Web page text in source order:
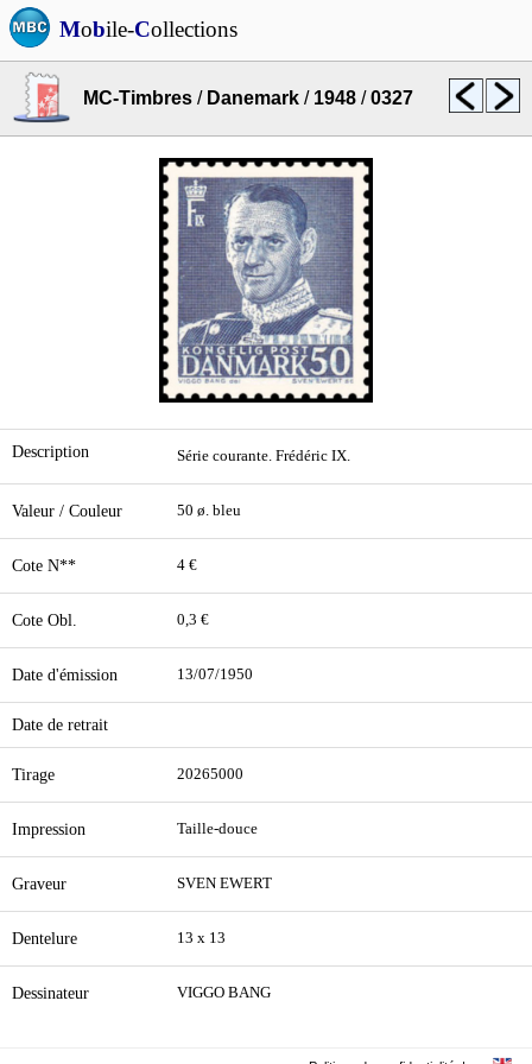
Mobile-Collections
MC-Timbres / Danemark / 1948 /0327
Description Série courante. Frédéric IX.
Valeur / Couleur 50 ø. bleu
Cote N** 4 €
Cote Obl. 0,3 €
Date d'émission 13/07/1950
Date de retrait
Tirage 20265000
Impression Taille-douce
Graveur SVEN EWERT
Dentelure 13 x 13
Dessinateur VIGGO BANG